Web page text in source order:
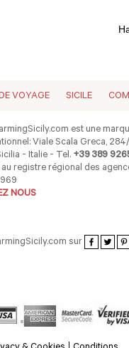
VOYAGE SICILE
est une
Viale Scala Greca,
- Italie - Tel. +39 389
registre régional des
NOUS
sur